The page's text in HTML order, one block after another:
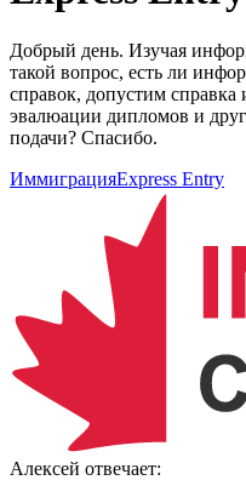
Добрый день. Изучая
такой вопрос, есть ли
справок, допустим
эвалюации дипломов и
подачи? Спасибо.
ИммиграцияExpress Entry
Алексей отвечает: